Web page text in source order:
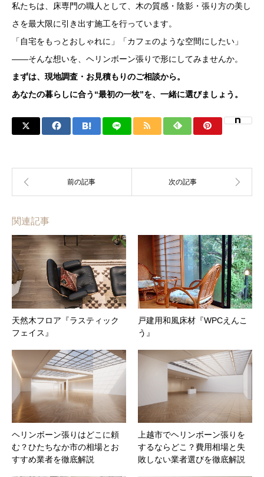
私たちは、床専門の職人として、木の質感・陰影・張り方の美し
さを最大限に引き出す施工を行っています。
「自宅をもっとおしゃれに」「カフェのような空間にしたい」
――そんな想いを、ヘリンボーン張りで形にしてみませんか。
まずは、現地調査・お見積もりのご相談から。
あなたの暮らしに合う“最初の一枚”を、一緒に選びましょう。
関連記事
天然木フロア『ラスティック
フェイス』
戸建用和風床材『WPCえんこ
う』
ヘリンボーン張りはどこに頼
む？ひたちなか市の相場とお
すすめ業者を徹底解説
上越市でヘリンボーン張りを
するならどこ？費用相場と失
敗しない業者選びを徹底解説